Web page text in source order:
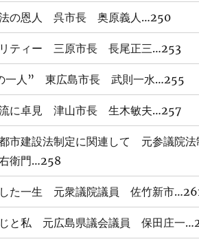
法の恩人 呉市長 奥原義人…250
リティー 三原市長 長尾正三…253
一人” 東広島市長 武則一水…255
流に卓見 津山市長 生木敏夫…257
市建設法制定に関連して 元参議院法
衛門…258
した一生 元衆議院議員 佐竹新市
じと私 元広島県議会議員 保田庄一